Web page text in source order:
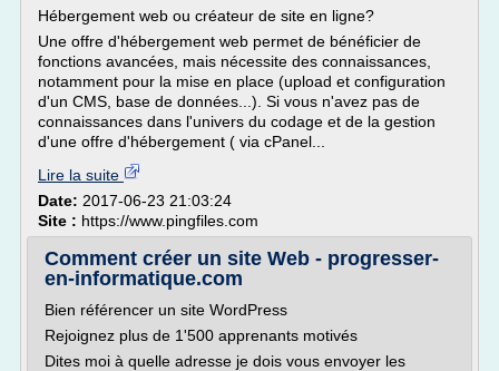
Hébergement web ou créateur de site en ligne?
Une offre d'hébergement web permet de bénéficier de
fonctions avancées, mais nécessite des connaissances,
notamment pour la mise en place (upload et configuration
d'un CMS, base de données...). Si vous n'avez pas de
connaissances dans l'univers du codage et de la gestion
d'une offre d'hébergement ( via cPanel...
Lire la suite
Date: 2017-06-23 21:03:24
Site : https://www.pingfiles.com
Comment créer un site Web - progresser-
en-informatique.com
Bien référencer un site WordPress
Rejoignez plus de 1'500 apprenants motivés
Dites moi à quelle adresse je dois vous envoyer les